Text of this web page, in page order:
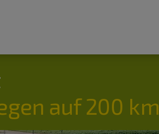
auf 200 km